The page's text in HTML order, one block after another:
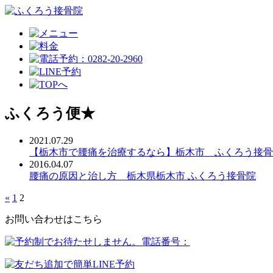
ふくろう便★
2021.07.29
【栃木市で腰痛を治療するなら】栃木市 ふくろう接
2016.04.07
腰痛の原因と治し方 栃木県栃木市 ふくろう接骨院
« 1 2
お問い合わせはこちら